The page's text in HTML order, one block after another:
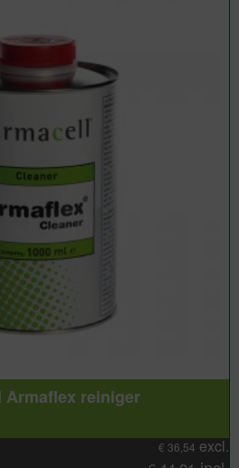
Armaflex reiniger
€ 36,54 excl.